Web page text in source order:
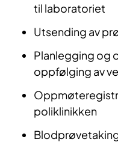
til laboratoriet
Utsending av
Planlegging og
oppfølging av
poliklinikken